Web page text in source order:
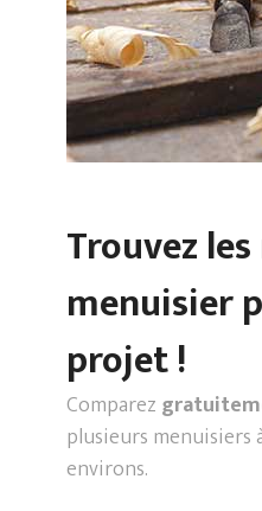
Trouvez
menuisier
projet !
Comparez
plusieurs menuisiers
environs.